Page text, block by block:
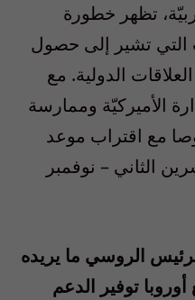
تظهر خطورة
التي تشير إلى حصول
الدولية. مع
الأميركيّة وممارسة
مع اقتراب موعد
الثاني – نوفمبر
الروسي ما يريده
توفير الدعم